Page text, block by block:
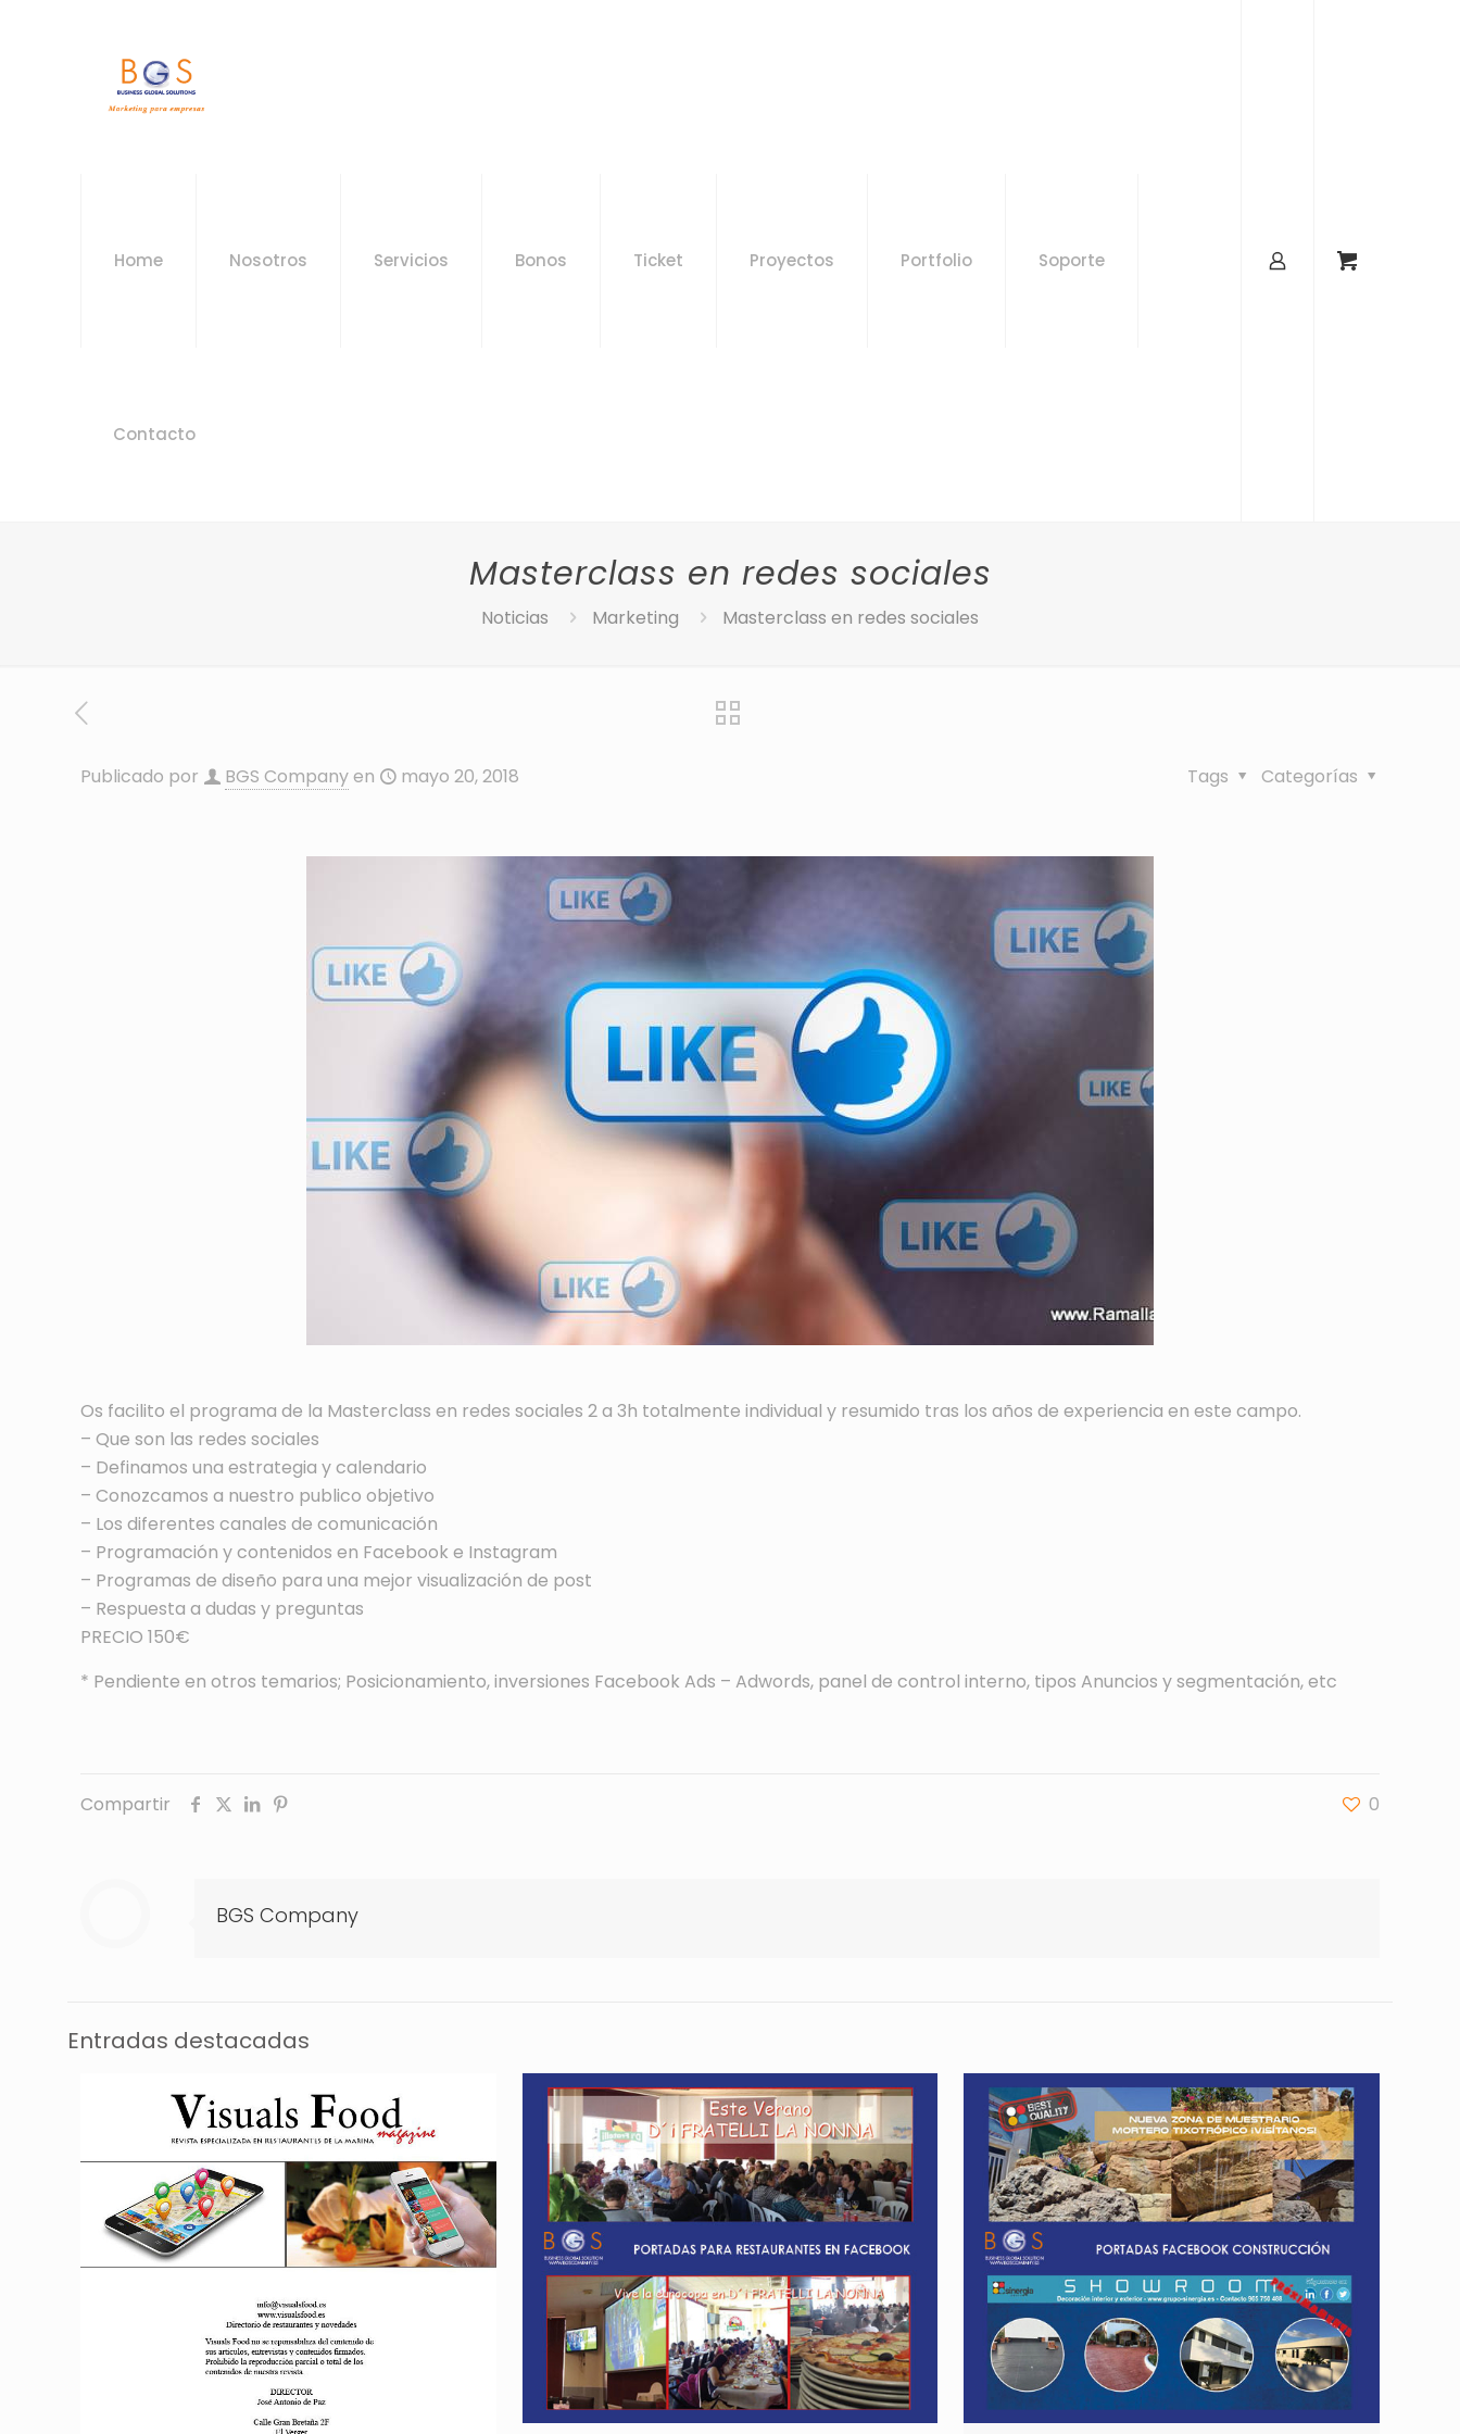
Home Nosotros Servicios Bonos Ticket Proyectos Portfolio Soporte
Contacto
Masterclass en redes sociales
Noticias Marketing Masterclass en redes sociales
Publicado por BGS Companyen mayo 20, 2018 Categorías
Tags
Os facilito el programa de la Masterclass en redes sociales 2 a 3h totalmente individual y resumido tras los años de experiencia en este campo.
– Que son las redes sociales
– Definamos una estrategia y calendario
– Conozcamos a nuestro publico objetivo
– Los diferentes canales de comunicación
– Programación y contenidos en Facebook e Instagram
– Programas de diseño para una mejor visualización de post
– Respuesta a dudas y preguntas
PRECIO 150€
* Pendiente en otros temarios; Posicionamiento, inversiones Facebook Ads – Adwords, panel de control interno, tipos Anuncios y segmentación, etc
Compartir 0
BGS Company
Entradas destacadas